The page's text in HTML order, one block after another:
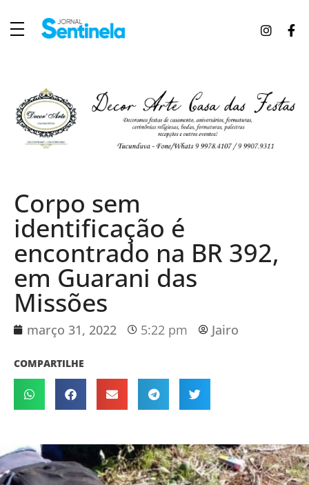
Corpo sem
identificação é
encontrado na BR 392,
em Guarani das
Missões
março 31, 2022 5:22 pm Jairo
COMPARTILHE